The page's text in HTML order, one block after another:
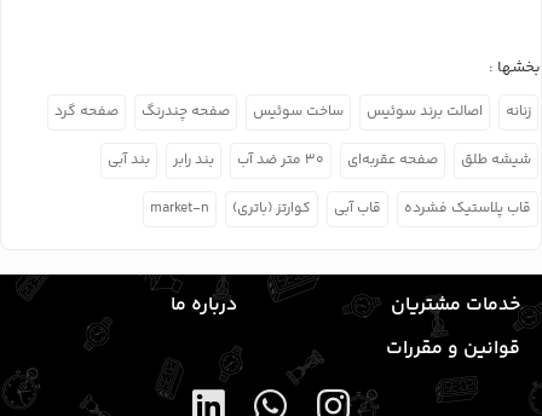
بخشها :
زنانه اصالت برند سوئیس ساخت سوئیس صفحه چندرنگ صفحه گرد
شیشه طلق صفحه عقربه‌ای ۳۰ متر ضد آب بند رابر بند آبی
قاب پلاستیک فشرده قاب آبی کوارتز (باتری) market-n
خدمات مشتریان
درباره ما
قوانین و مقررات